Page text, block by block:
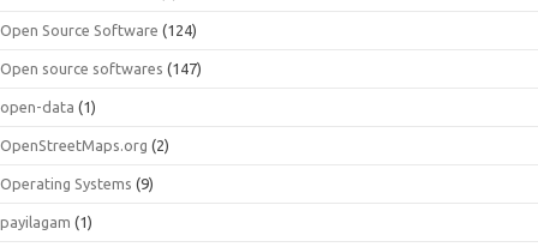
Open Source Software (124)
Open source softwares (147)
open-data (1)
OpenStreetMaps.org (2)
Operating Systems (9)
payilagam (1)